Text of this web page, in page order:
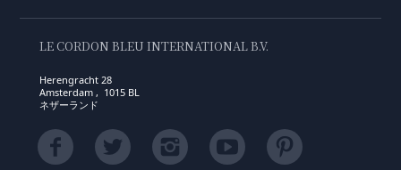
LE CORDON BLEU INTERNATIONAL B.V.
Herengracht 28
Amsterdam , 1015 BL
ネザーランド